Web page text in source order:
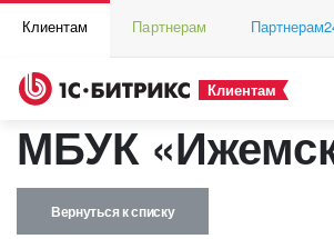
Клиентам Партнерам
Клиентам
МБУК
Вернуться к списку